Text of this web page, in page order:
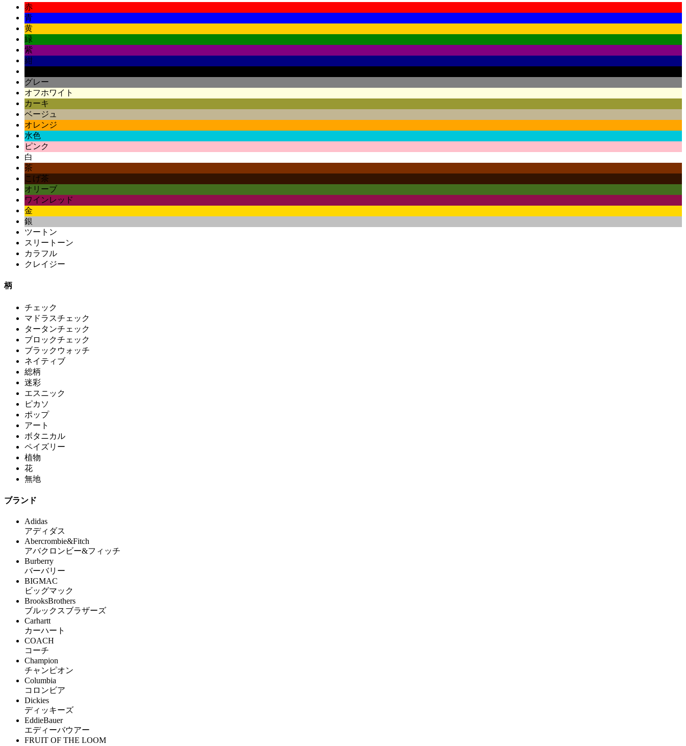
赤
青
黄
緑
紫
紺
グレー
オフホワイト
カーキ
ベージュ
オレンジ
水色
ピンク
白
茶
こげ茶
オリーブ
ワインレッド
金
銀
ツートン
スリートーン
カラフル
クレイジー
柄
チェック
マドラスチェック
タータンチェック
ブロックチェック
ブラックウォッチ
ネイティブ
総柄
迷彩
エスニック
ピカソ
ポップ
アート
ボタニカル
ペイズリー
植物
花
無地
ブランド
Adidas
アディダス
Abercrombie&Fitch
アバクロンビー&フィッチ
Burberry
バーバリー
BIGMAC
ビッグマック
BrooksBrothers
ブルックスブラザーズ
Carhartt
カーハート
COACH
コーチ
Champion
チャンピオン
Columbia
コロンビア
Dickies
ディッキーズ
EddieBauer
エディーバウアー
FRUIT OF THE LOOM